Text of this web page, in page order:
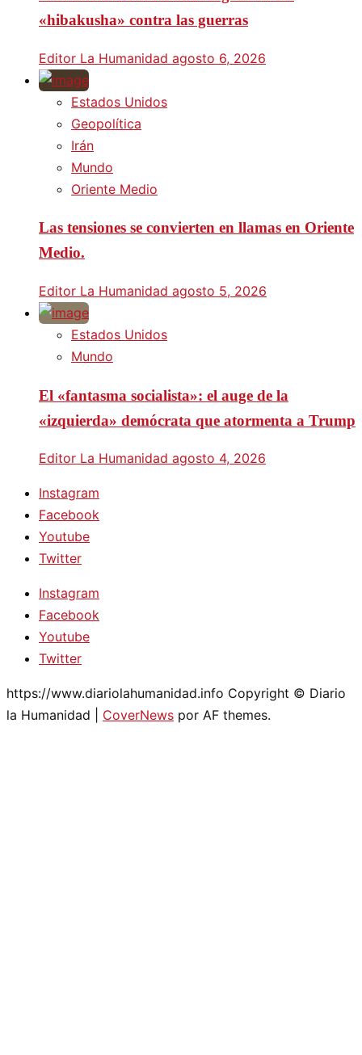
«hibakusha» contra las guerras
Editor La Humanidad agosto 6, 2026
Estados Unidos
Geopolítica
Irán
Mundo
Oriente Medio
Las tensiones se convierten en llamas en Oriente
Medio.
Editor La Humanidad agosto 5, 2026
Estados Unidos
Mundo
El «fantasma socialista»: el auge de la
«izquierda» demócrata que atormenta a Trump
Editor La Humanidad agosto 4, 2026
Instagram
Facebook
Youtube
Twitter
Instagram
Facebook
Youtube
Twitter
https://www.diariolahumanidad.info Copyright © Diario
la Humanidad
CoverNews por AF themes.